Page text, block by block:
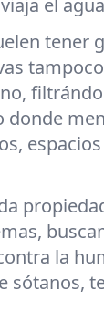
el
tener
donde
la
sótanos,